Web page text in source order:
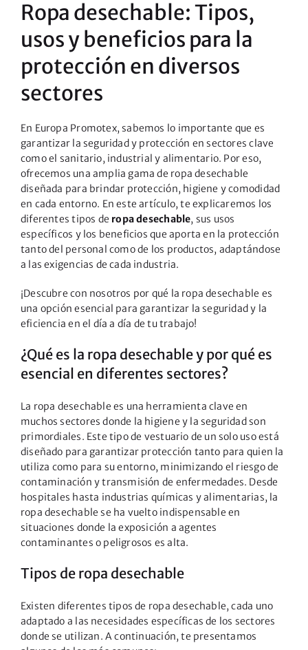
Ropa desechable: Tipos,
usos y beneficios para la
protección en diversos
sectores
En Europa Promotex, sabemos lo importante que es
garantizar la seguridad y protección en sectores clave
como el sanitario, industrial y alimentario. Por eso,
ofrecemos una amplia gama de ropa desechable
diseñada para brindar protección, higiene y comodidad
en cada entorno. En este artículo, te explicaremos los
diferentes tipos de ropa desechable, sus usos
específicos y los beneficios que aporta en la protección
tanto del personal como de los productos, adaptándose
a las exigencias de cada industria.
¡Descubre con nosotros por qué la ropa desechable es
una opción esencial para garantizar la seguridad y la
eficiencia en el día a día de tu trabajo!
¿Qué es la ropa desechable y por qué es
esencial en diferentes sectores?
La ropa desechable es una herramienta clave en
muchos sectores donde la higiene y la seguridad son
primordiales. Este tipo de vestuario de un solo uso está
diseñado para garantizar protección tanto para quien la
utiliza como para su entorno, minimizando el riesgo de
contaminación y transmisión de enfermedades. Desde
hospitales hasta industrias químicas y alimentarias, la
ropa desechable se ha vuelto indispensable en
situaciones donde la exposición a agentes
contaminantes o peligrosos es alta.
Tipos de ropa desechable
Existen diferentes tipos de ropa desechable, cada uno
adaptado a las necesidades específicas de los sectores
donde se utilizan. A continuación, te presentamos